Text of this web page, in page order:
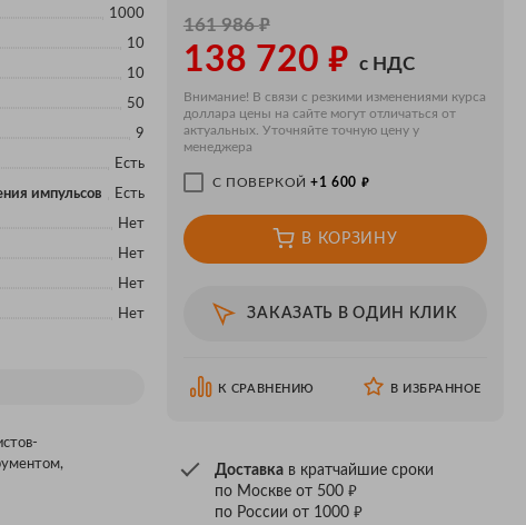
1000
10
10
50
9
Есть
импульсов Есть
Нет
Нет
Нет
Нет
161 986₽
138 720 ₽ с НДС
Внимание! В связи с резкими изменениями курса
доллара цены на сайте могут отличаться от
актуальных. Уточняйте точную цену у
менеджера
С ПОВЕРКОЙ+1 600 ₽
В КОРЗИНУ
ЗАКАЗАТЬ В ОДИН КЛИК
К СРАВНЕНИЮ В ИЗБРАННОЕ
Доставкав кратчайшие сроки
по Москве от 500 ₽
по России от 1000 ₽